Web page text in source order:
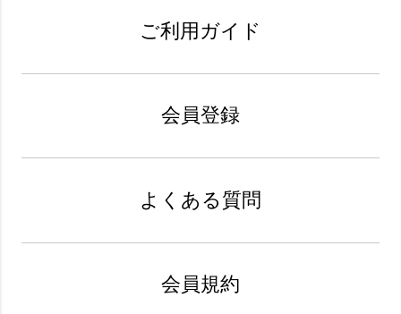
ご利用ガイド
会員登録
よくある質問
会員規約